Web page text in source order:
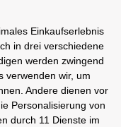
Einkaufserlebnis
in drei verschiedene
werden zwingend
verwenden wir, um
Andere dienen vor
Personalisierung von
durch 11 Dienste im